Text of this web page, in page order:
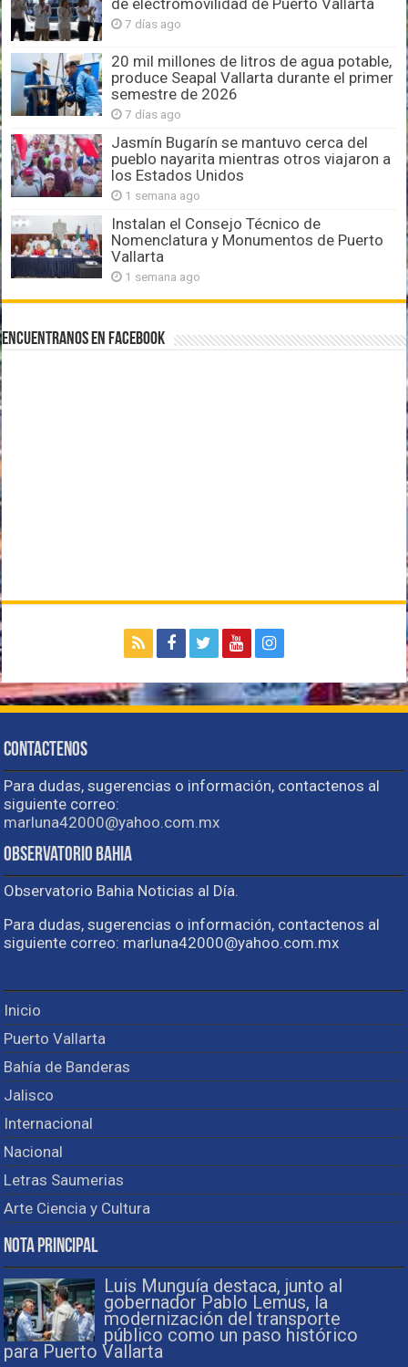
de electromovilidad de Puerto Vallarta
7 días ago
20 mil millones de litros de agua potable,
produce Seapal Vallarta durante el primer
semestre de 2026
7 días ago
Jasmín Bugarín se mantuvo cerca del
pueblo nayarita mientras otros viajaron a
los Estados Unidos
1 semana ago
Instalan el Consejo Técnico de
Nomenclatura y Monumentos de Puerto
Vallarta
1 semana ago
Encuentranos en Facebook
Contactenos
Para dudas, sugerencias o información, contactenos al
siguiente correo:
marluna42000@yahoo.com.mx
Observatorio Bahia
Observatorio Bahia Noticias al Día.
Para dudas, sugerencias o información, contactenos al
siguiente correo: marluna42000@yahoo.com.mx
Inicio
Puerto Vallarta
Bahía de Banderas
Jalisco
Internacional
Nacional
Letras Saumerias
Arte Ciencia y Cultura
Nota Principal
Luis Munguía destaca, junto al
gobernador Pablo Lemus, la
modernización del transporte
público como un paso histórico
para Puerto Vallarta